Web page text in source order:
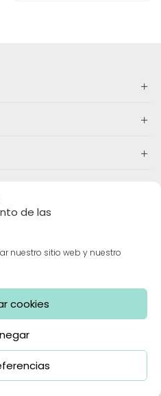
de las
nuestro sitio web y nuestro
cookies
derechos reservados